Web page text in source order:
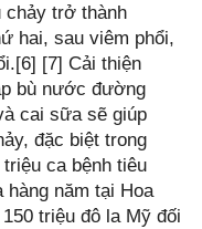
chảy trở thành
hai, sau viêm phổi,
[7] Cải thiện
bù nước đường
cai sữa sẽ giúp
đặc biệt trong
ca bệnh tiêu
năm tại Hoa
triệu đô la Mỹ đối